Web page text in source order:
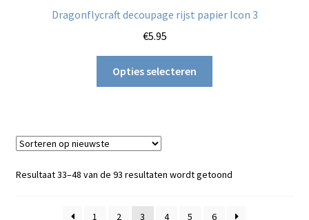
Dragonflycraft decoupage rijst papier Icon 3
€5.95
Opties selecteren
Resultaat 33–48 van de 93 resultaten wordt getoondGesorteerd
1
2 3 4 5 6